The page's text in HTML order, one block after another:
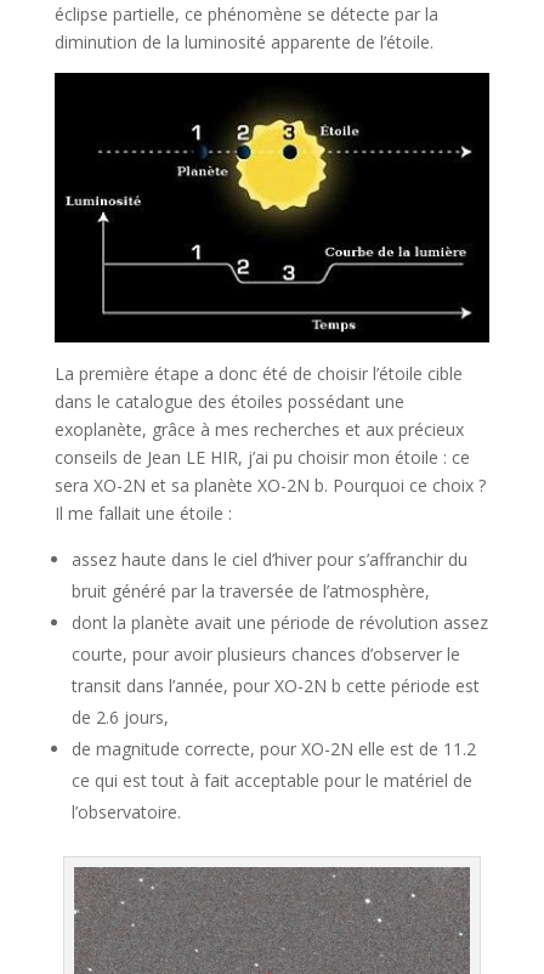
éclipse partielle, ce phénomène se détecte par la
diminution de la luminosité apparente de l’étoile.
La première étape a donc été de choisir l’étoile cible
dans le catalogue des étoiles possédant une
exoplanète, grâce à mes recherches et aux précieux
conseils de Jean LE HIR, j’ai pu choisir mon étoile : ce
sera XO-2N et sa planète XO-2N b. Pourquoi ce choix ?
Il me fallait une étoile :
assez haute dans le ciel d’hiver pour s’affranchir du
bruit généré par la traversée de l’atmosphère,
dont la planète avait une période de révolution assez
courte, pour avoir plusieurs chances d’observer le
transit dans l’année, pour XO-2N b cette période est
de 2.6 jours,
de magnitude correcte, pour XO-2N elle est de 11.2
ce qui est tout à fait acceptable pour le matériel de
l’observatoire.